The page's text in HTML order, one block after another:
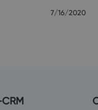
7/16/2020